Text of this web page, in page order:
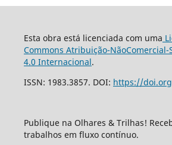
Esta obra está licenciada com uma
Commons Atribuição-NãoComercial-
4.0 Internacional.
ISSN: 1983.3857. DOI: https://
Publique na Olhares & Trilhas!
trabalhos em fluxo contínuo.